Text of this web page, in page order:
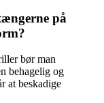
på
bør man
behagelig og
at beskadige